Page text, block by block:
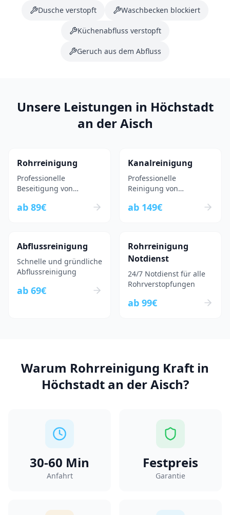
Dusche verstopft Waschbecken blockiert
Küchenabfluss verstopft
Geruch aus dem Abfluss
Unsere Leistungen in Höchstadt
an der Aisch
Rohrreinigung
Professionelle
Beseitigung von
ab 89€
Kanalreinigung
Professionelle
Reinigung von
ab 149€
Abflussreinigung
Schnelle und gründliche
Abflussreinigung
ab 69€
Rohrreinigung
Notdienst
24/7 Notdienst für alle
Rohrverstopfungen
ab 99€
Warum Rohrreinigung Kraft in
Höchstadt an der Aisch?
30-60 Min
Anfahrt
Festpreis
Garantie